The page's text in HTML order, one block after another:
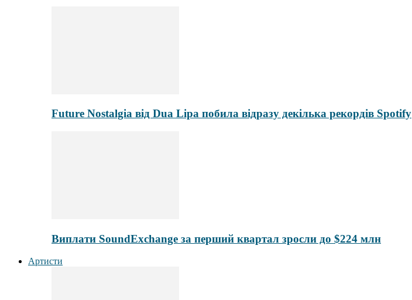
Future Nostalgia від Dua Lipa побила відразу декілька рекордів Spotify
Виплати SoundExchange за перший квартал зросли до $224 млн
Артисти